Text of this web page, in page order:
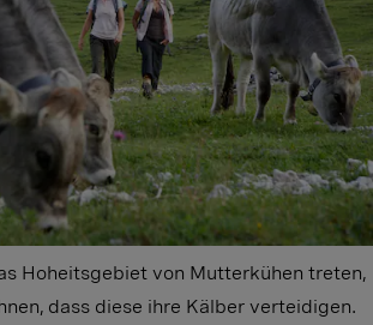
Hoheitsgebiet von Mutterkühen treten,
dass diese ihre Kälber verteidigen.